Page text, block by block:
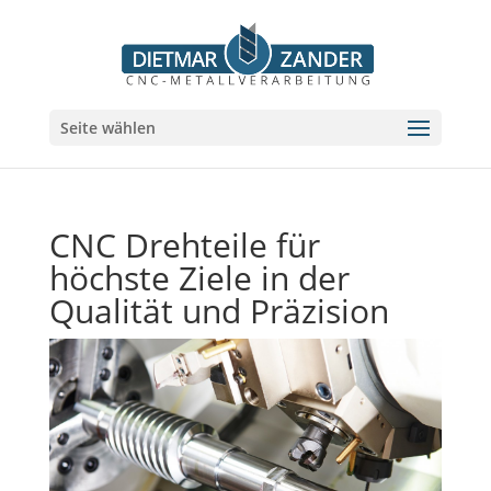
Seite wählen
CNC Drehteile für
höchste Ziele in der
Qualität und Präzision